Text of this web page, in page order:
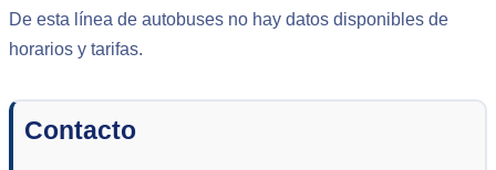
De esta línea de autobuses no hay datos disponibles de
horarios y tarifas.
Contacto